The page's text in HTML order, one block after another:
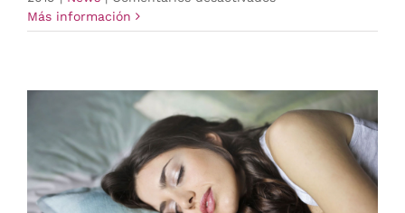
Importance
Exercise
Más información